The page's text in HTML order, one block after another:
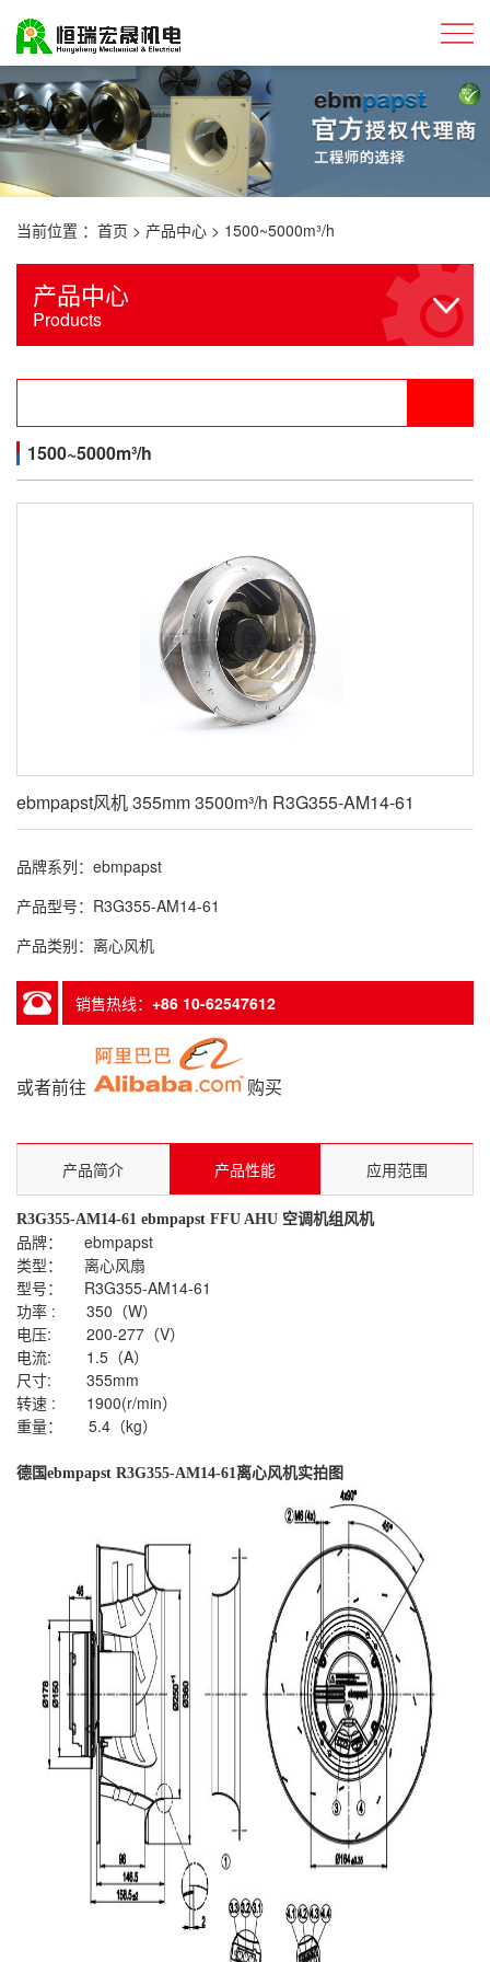
当前位置 ： 首页 > 产品中心 > 1500~5000m³/h
产品中心
Products
1500~5000m³/h
ebmpapst风机 355mm 3500m³/h R3G355-AM14-61
品牌系列：ebmpapst
产品型号：R3G355-AM14-61
产品类别：离心风机
销售热线： +86 10-62547612
或者前往 购买
产品简介 产品性能 应用范围
R3G355-AM14-61 ebmpapst FFU AHU 空调机组风机
品牌： ebmpapst
类型： 离心风扇
型号： R3G355-AM14-61
功率 : 350（W）
电压: 200-277（V）
电流: 1.5（A）
尺寸: 355mm
转速 : 1900(r/min）
重量： 5.4（kg）
德国ebmpapst R3G355-AM14-61离心风机实拍图